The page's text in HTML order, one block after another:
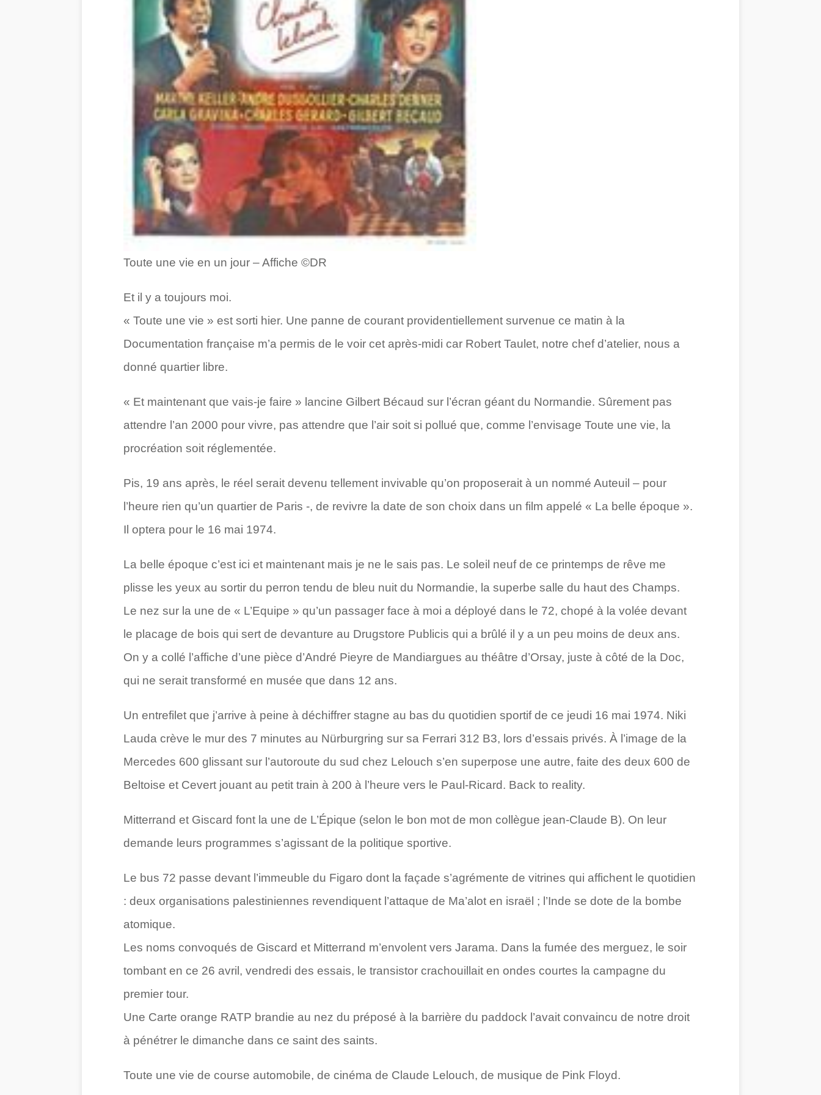
Toute une vie en un jour – Affiche ©DR
Et il y a toujours moi.
« Toute une vie » est sorti hier. Une panne de courant providentiellement survenue ce matin à la
Documentation française m’a permis de le voir cet après-midi car Robert Taulet, notre chef d’atelier, nous a
donné quartier libre.
« Et maintenant que vais-je faire » lancine Gilbert Bécaud sur l’écran géant du Normandie. Sûrement pas
attendre l’an 2000 pour vivre, pas attendre que l’air soit si pollué que, comme l’envisage Toute une vie, la
procréation soit réglementée.
Pis, 19 ans après, le réel serait devenu tellement invivable qu’on proposerait à un nommé Auteuil – pour
l’heure rien qu’un quartier de Paris -, de revivre la date de son choix dans un film appelé « La belle époque ».
Il optera pour le 16 mai 1974.
La belle époque c’est ici et maintenant mais je ne le sais pas. Le soleil neuf de ce printemps de rêve me
plisse les yeux au sortir du perron tendu de bleu nuit du Normandie, la superbe salle du haut des Champs.
Le nez sur la une de « L’Equipe » qu’un passager face à moi a déployé dans le 72, chopé à la volée devant
le placage de bois qui sert de devanture au Drugstore Publicis qui a brûlé il y a un peu moins de deux ans.
On y a collé l’affiche d’une pièce d’André Pieyre de Mandiargues au théâtre d’Orsay, juste à côté de la Doc,
qui ne serait transformé en musée que dans 12 ans.
Un entrefilet que j’arrive à peine à déchiffrer stagne au bas du quotidien sportif de ce jeudi 16 mai 1974. Niki
Lauda crève le mur des 7 minutes au Nürburgring sur sa Ferrari 312 B3, lors d’essais privés. À l’image de la
Mercedes 600 glissant sur l’autoroute du sud chez Lelouch s’en superpose une autre, faite des deux 600 de
Beltoise et Cevert jouant au petit train à 200 à l’heure vers le Paul-Ricard. Back to reality.
Mitterrand et Giscard font la une de L’Épique (selon le bon mot de mon collègue jean-Claude B). On leur
demande leurs programmes s’agissant de la politique sportive.
Le bus 72 passe devant l’immeuble du Figaro dont la façade s’agrémente de vitrines qui affichent le quotidien
: deux organisations palestiniennes revendiquent l’attaque de Ma’alot en israël ; l’Inde se dote de la bombe
atomique.
Les noms convoqués de Giscard et Mitterrand m’envolent vers Jarama. Dans la fumée des merguez, le soir
tombant en ce 26 avril, vendredi des essais, le transistor crachouillait en ondes courtes la campagne du
premier tour.
Une Carte orange RATP brandie au nez du préposé à la barrière du paddock l’avait convaincu de notre droit
à pénétrer le dimanche dans ce saint des saints.
Toute une vie de course automobile, de cinéma de Claude Lelouch, de musique de Pink Floyd.